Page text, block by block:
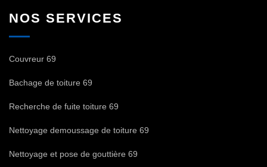
NOS SERVICES
Couvreur 69
Bachage de toiture 69
Recherche de fuite toiture 69
Nettoyage demoussage de toiture 69
Nettoyage et pose de gouttière 69